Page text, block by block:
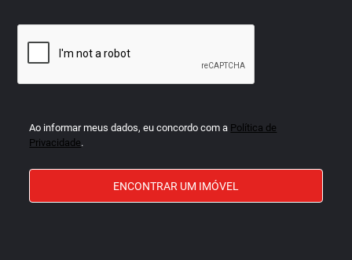
Ao informar meus dados, eu concordo com a Política de
Privacidade.
ENCONTRAR UM IMÓVEL